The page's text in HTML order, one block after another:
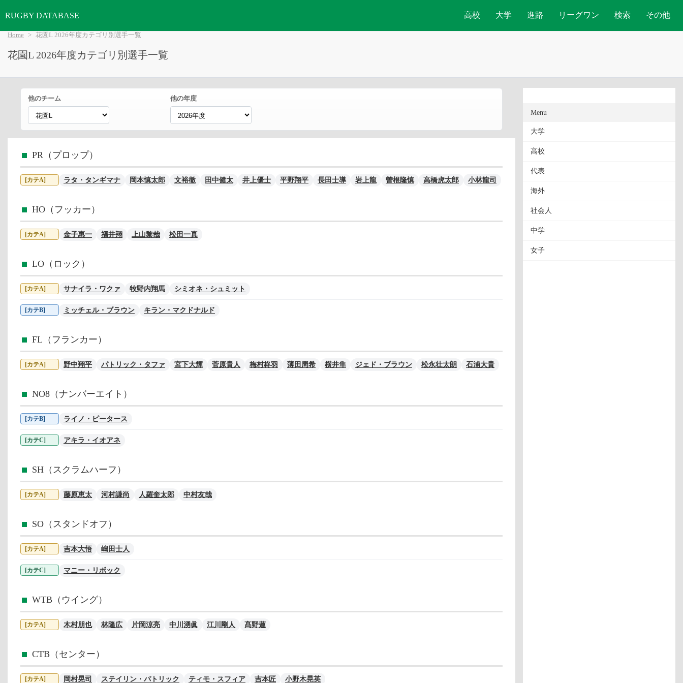
RUGBY DATABASE 高校 大学 進路 リーグワン 検索 その他
Home 花園L 2026年度カテゴリ別選手一覧
花園L 2026年度カテゴリ別選手一覧
他のチーム 他の年度
PR（プロップ）
[カテA] ラタ・タンギマナ 岡本慎太郎 文裕徹 田中健太 井上優士 平野翔平 長田士導 岩上龍 曽根隆慎 高橋虎太郎 小林龍司
HO（フッカー）
[カテA] 金子惠一 福井翔 上山黎哉 松田一真
LO（ロック）
[カテA] サナイラ・ワクァ 牧野内翔馬 シミオネ・シュミット
[カテB] ミッチェル・ブラウン キラン・マクドナルド
FL（フランカー）
[カテA] 野中翔平 パトリック・タファ 宮下大輝 菅原貴人 梅村柊羽 薄田周希 横井隼 ジェド・ブラウン 松永壮太朗 石浦大貴
NO8（ナンバーエイト）
[カテB] ライノ・ピータース
[カテC] アキラ・イオアネ
SH（スクラムハーフ）
[カテA] 藤原恵太 河村謙尚 人羅奎太郎 中村友哉
SO（スタンドオフ）
[カテA] 吉本大悟 嶋田士人
[カテC] マニー・リボック
WTB（ウイング）
[カテA] 木村朋也 林隆広 片岡涼亮 中川湧眞 江川剛人 髙野蓮
CTB（センター）
[カテA] 岡村晃司 ステイリン・パトリック ティモ・スフィア 吉本匠 小野木晃英
Menu
大学
高校
代表
海外
社会人
中学
女子